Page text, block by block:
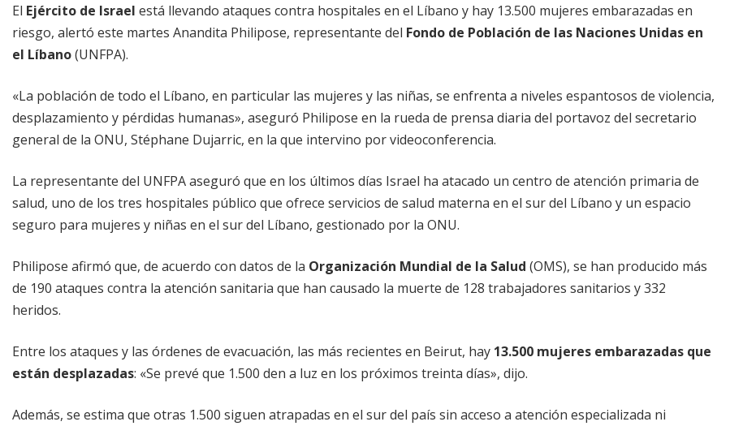
El Ejército de Israel está llevando ataques contra hospitales en el Líbano y hay 13.500 mujeres embarazadas en
riesgo, alertó este martes Anandita Philipose, representante del Fondo de Población de las Naciones Unidas en
el Líbano(UNFPA).
«La población de todo el Líbano, en particular las mujeres y las niñas, se enfrenta a niveles espantosos de violencia,
desplazamiento y pérdidas humanas», aseguró Philipose en la rueda de prensa diaria del portavoz del secretario
general de la ONU, Stéphane Dujarric, en la que intervino por videoconferencia.
La representante del UNFPA aseguró que en los últimos días Israel ha atacado un centro de atención primaria de
salud, uno de los tres hospitales público que ofrece servicios de salud materna en el sur del Líbano y un espacio
seguro para mujeres y niñas en el sur del Líbano, gestionado por la ONU.
Philipose afirmó que, de acuerdo con datos de la Organización Mundial de la Salud (OMS), se han producido más
de 190 ataques contra la atención sanitaria que han causado la muerte de 128 trabajadores sanitarios y 332
heridos.
Entre los ataques y las órdenes de evacuación, las más recientes en Beirut, hay 13.500 mujeres embarazadas que
están desplazadas: «Se prevé que 1.500 den a luz en los próximos treinta días», dijo.
Además, se estima que otras 1.500 siguen atrapadas en el sur del país sin acceso a atención especializada ni